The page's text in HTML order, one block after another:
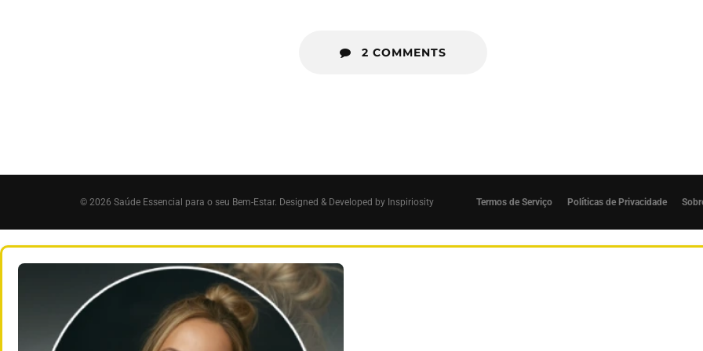
2 COMMENTS
Termos de Serviço Políticas de Privacidade
© 2026 Saúde Essencial para o seu Bem-Estar. Designed & Developed by Inspiriosity